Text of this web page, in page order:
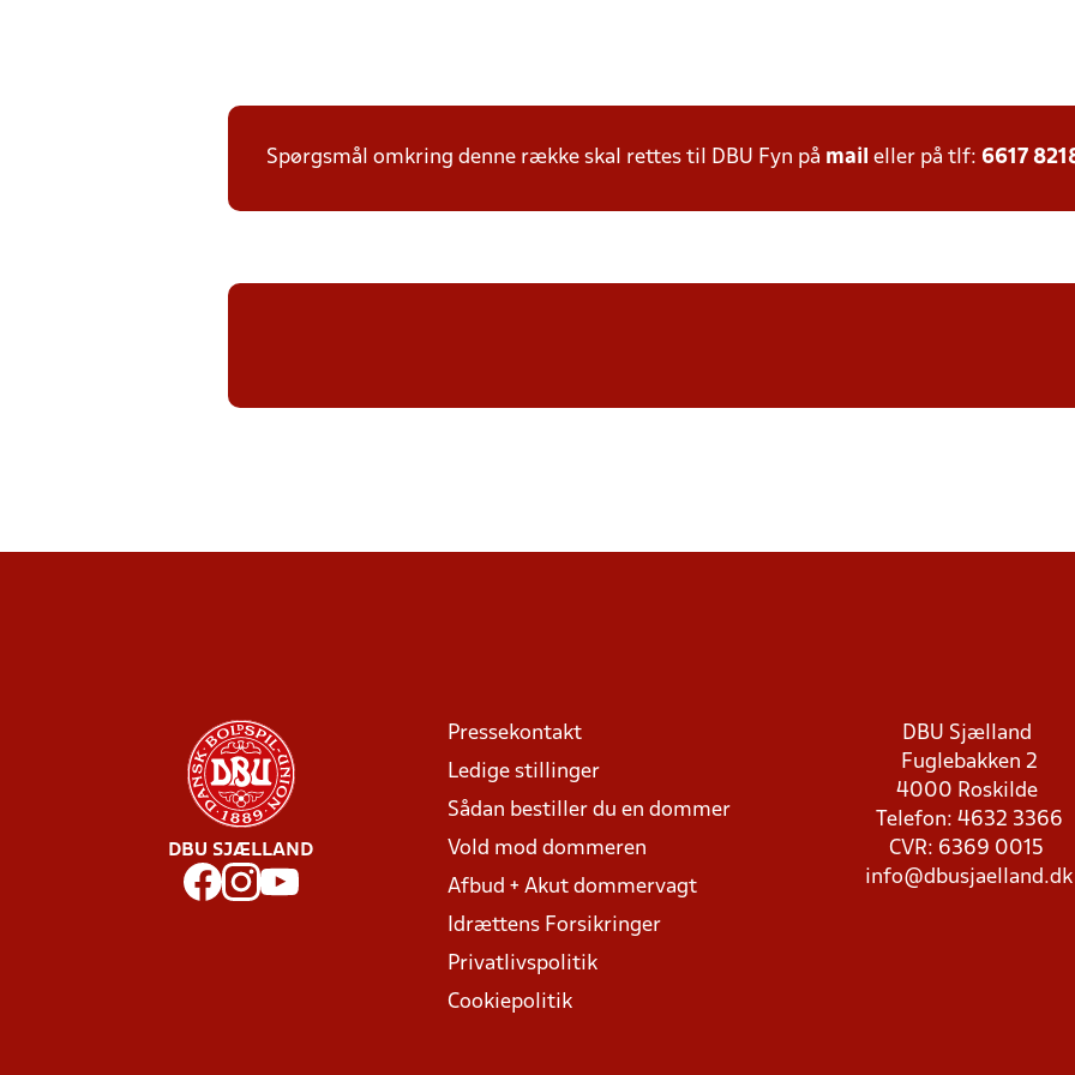
Spørgsmål omkring denne række skal rettes til DBU Fyn på mail eller på tlf: 6617
DBU SJÆLLAND
Pressekontakt
Ledige stillinger
Sådan bestiller du en dommer
Vold mod dommeren
Afbud + Akut dommervagt
Idrættens Forsikringer
Privatlivspolitik
Cookiepolitik
DBU Sjælland
Fuglebakken 2
4000 Roskilde
Telefon: 4632 3366
CVR: 6369 0015
info@dbusjaelland.dk